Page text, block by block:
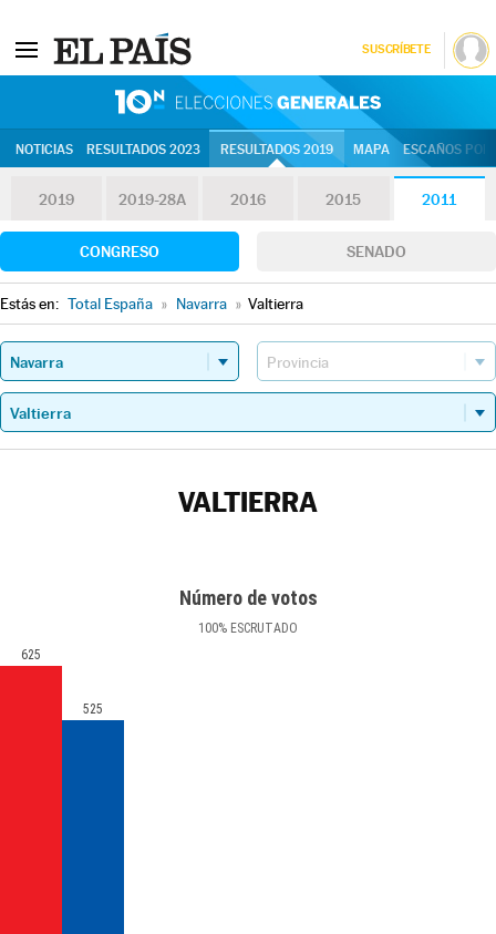
SUSCRÍBETE
NOTICIAS RESULTADOS 2023 RESULTADOS 2019 MAPA ESCAÑOS
2019 2019-28A 2016 2015 2011
CONGRESO SENADO
Estás en: Total España » Navarra » Valtierra
VALTIERRA
Número de votos
100% ESCRUTADO
625
525